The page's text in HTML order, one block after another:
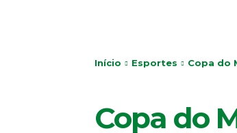
Início Esportes Copa do
Copa do